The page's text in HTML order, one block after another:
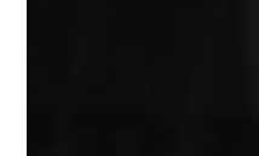
Amazonas) pedia a
34 mil que o senador tem